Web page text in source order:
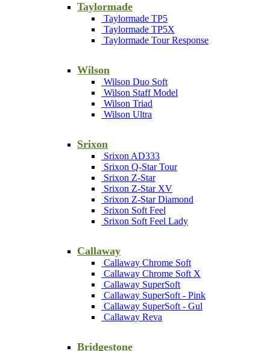
Taylormade
Taylormade TP5
Taylormade TP5X
Taylormade Tour Response
Wilson
Wilson Duo Soft
Wilson Staff Model
Wilson Triad
Wilson Ultra
Srixon
Srixon AD333
Srixon Q-Star Tour
Srixon Z-Star
Srixon Z-Star XV
Srixon Z-Star Diamond
Srixon Soft Feel
Srixon Soft Feel Lady
Callaway
Callaway Chrome Soft
Callaway Chrome Soft X
Callaway SuperSoft
Callaway SuperSoft - Pink
Callaway SuperSoft - Gul
Callaway Reva
Bridgestone